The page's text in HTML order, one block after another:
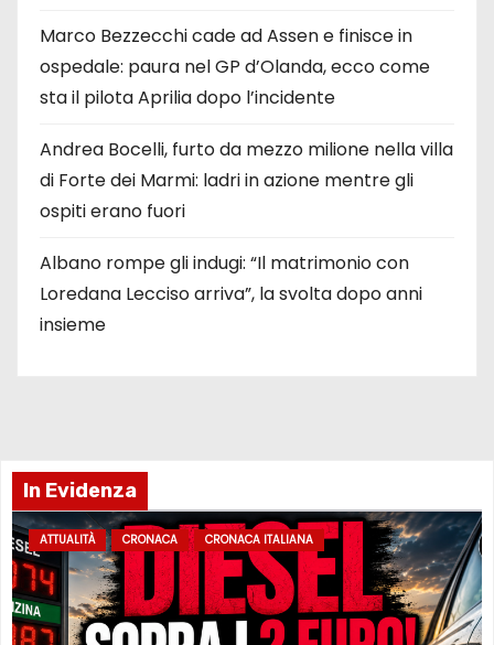
Marco Bezzecchi cade ad Assen e finisce in
ospedale: paura nel GP d’Olanda, ecco come
sta il pilota Aprilia dopo l’incidente
Andrea Bocelli, furto da mezzo milione nella villa
di Forte dei Marmi: ladri in azione mentre gli
ospiti erano fuori
Albano rompe gli indugi: “Il matrimonio con
Loredana Lecciso arriva”, la svolta dopo anni
insieme
In Evidenza
ATTUALITÀ CRONACA CRONACA ITALIANA